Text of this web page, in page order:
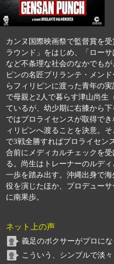
カンヌ国際映画祭で監督賞を
ラウンド」をはじめ、「ロー
など不条理な社会のなかでも
ピンの名匠ブリランテ・メン
らフィリピンに渡った青年の
で母親と2人で暮らす津山尚生
ているが、幼少期に右膝から
ではプロライセンスが取得で
ィリピンへ渡ることを決意。
で3戦全勝すればプロライセン
合前にメディカルチェックを
る。尚生はトレーナーのルデ
一歩を踏み出す。沖縄出身で
役を演じたほか、プロデュー
に南果歩。
ネット上の声
義足のボクサーがプロに
こういう、シンプルで淡